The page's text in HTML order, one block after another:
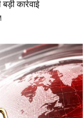
कार्रवाई